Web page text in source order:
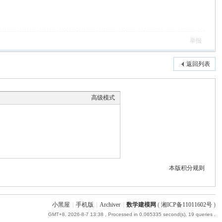
举报
返回列表
高级模式
本版积分规则
小黑屋 手机版 Archiver 数学建模网 ( 湘ICP备11011602号)
GMT+8, 2026-8-7 13:38 , Processed in 0.065335 second(s), 19 queries .